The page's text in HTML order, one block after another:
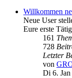
Willkommen
Neue User
Eure erste
161
728
Letzter
von
Di 6.